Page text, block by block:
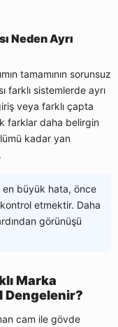
Neden Ayrı
tamamının sorunsuz
farklı sistemlerde ayrı
veya farklı çapta
farklar daha belirgin
kadar yan
en büyük hata, önce
etmektir. Daha
görünüşü
Marka
Dengelenir?
cam ile gövde